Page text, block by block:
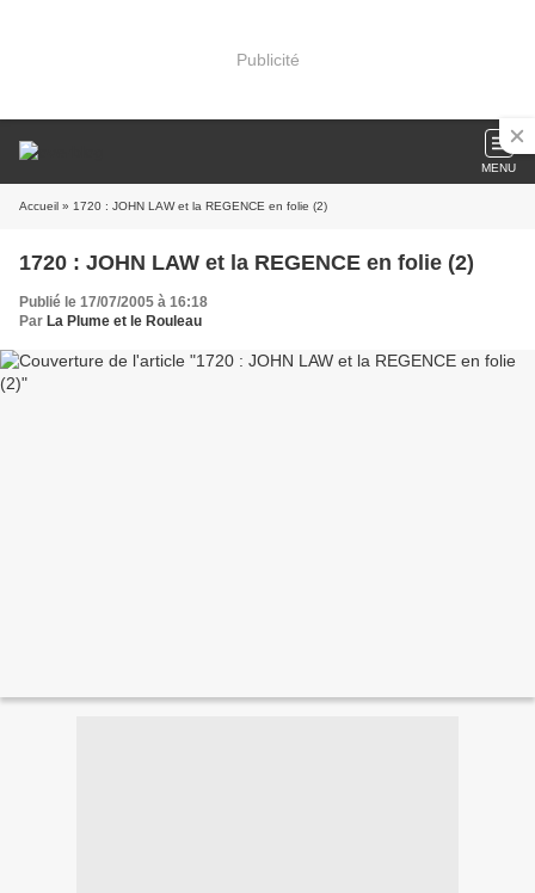
Publicité
MENU
Accueil » 1720 : JOHN LAW et la REGENCE en folie (2)
1720 : JOHN LAW et la REGENCE en folie (2)
Publié le 17/07/2005 à 16:18
Par La Plume et le Rouleau